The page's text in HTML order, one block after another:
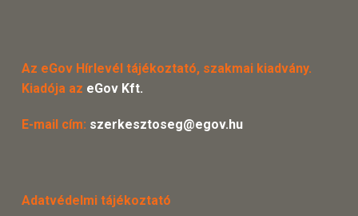
Az eGov Hírlevél tájékoztató, szakmai kiadvány.
Kiadója az eGov Kft.
E-mail cím: szerkesztoseg@egov.hu
Adatvédelmi tájékoztató